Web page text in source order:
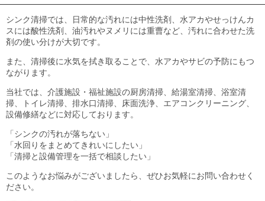
シンク清掃では、日常的な汚れには中性洗剤、水アカやせっけんカ
スには酸性洗剤、油汚れやヌメリには重曹など、汚れに合わせた洗
剤の使い分けが大切です。
また、清掃後に水気を拭き取ることで、水アカやサビの予防にもつ
ながります。
当社では、介護施設・福祉施設の厨房清掃、給湯室清掃、浴室清
掃、トイレ清掃、排水口清掃、床面洗浄、エアコンクリーニング、
設備修繕などに対応しております。
「シンクの汚れが落ちない」
「水回りをまとめてきれいにしたい」
「清掃と設備管理を一括で相談したい」
このようなお悩みがございましたら、ぜひお気軽にお問い合わせく
ださい。